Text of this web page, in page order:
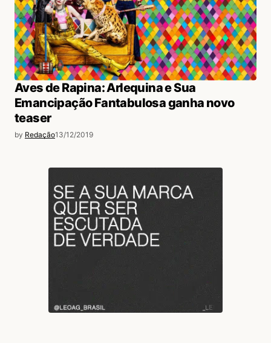
Aves de Rapina: Arlequina e Sua
Emancipação Fantabulosa ganha novo
teaser
by Redação13/12/2019